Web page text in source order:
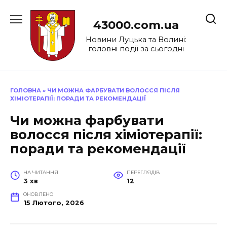
до
43000.com.ua
Новини Луцька та Волині:
головні події за сьогодні
ГОЛОВНА » ЧИ МОЖНА ФАРБУВАТИ ВОЛОССЯ ПІСЛЯ
ХІМІОТЕРАПІЇ: ПОРАДИ ТА РЕКОМЕНДАЦІЇ
Чи можна фарбувати
волосся після хіміотерапії:
поради та рекомендації
НА ЧИТАННЯ
3 хв
ПЕРЕГЛЯДІВ
12
ОНОВЛЕНО
15 Лютого, 2026